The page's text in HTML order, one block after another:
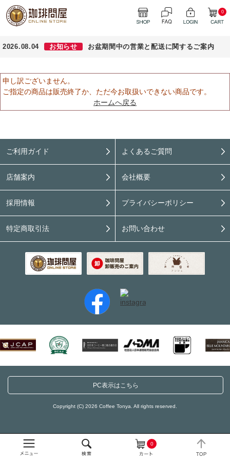
0
0
2026.08.04 お知らせ お盆期間中の営業と配送に関するご案内
申し訳ございません。
ご指定の商品は販売終了か、ただ今お取扱いできない商品です。
ホームへ戻る
ご利用ガイド よくあるご質問
店舗案内 会社概要
採用情報 プライバシーポリシー
特定商取引法 お問い合わせ
PC表示はこちら
Copyright (C) 2026 Coffee Tonya. All rights reserved.